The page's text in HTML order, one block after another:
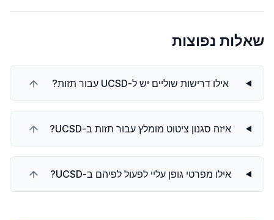
שאלות נפוצות
אילו דרישות שוליים יש ל-UCSD עבור תזות?
איזה סגנון ציטוט מומלץ עבור תזות ב-UCSD?
אילו מפרטי גופן עליי לפעול לפיהם ב-UCSD?